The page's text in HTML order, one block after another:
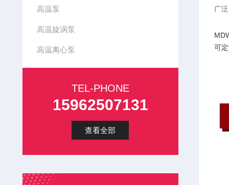
高温泵
高温旋涡泵
高温离心泵
TEL-PHONE
15962507131
查看全部
广
可